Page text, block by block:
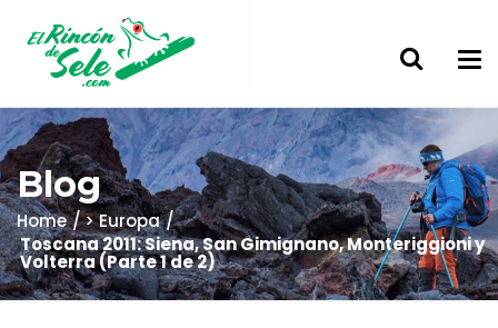
Blog
Home
> Europa
Toscana 2011: Siena, San Gimignano, Monteriggioni y
Volterra (Parte 1 de 2)